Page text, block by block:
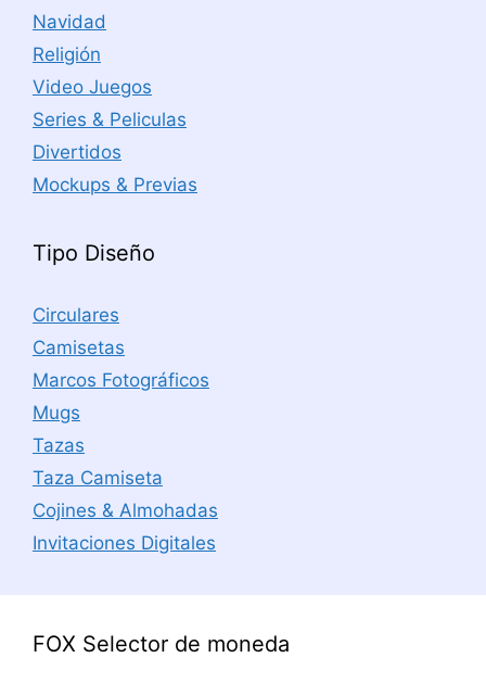
Navidad
Religión
Video Juegos
Series & Peliculas
Divertidos
Mockups & Previas
Tipo Diseño
Circulares
Camisetas
Marcos Fotográficos
Mugs
Tazas
Taza Camiseta
Cojines & Almohadas
Invitaciones Digitales
FOX Selector de moneda